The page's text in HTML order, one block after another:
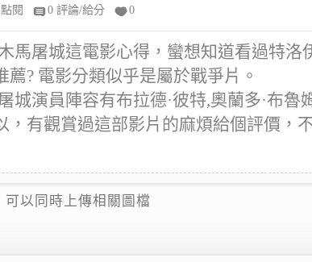
閱 0 評論/給分 0
馬屠城這電影心得，蠻想知道看過特洛
? 電影分類似乎是屬於戰爭片。
城演員陣容有布拉德·彼特,奧蘭多·布魯
，有觀賞過這部影片的麻煩給個評價，